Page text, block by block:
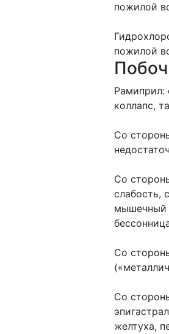
пожилой
пожилой
Рамиприл:
коллапс,
Со
Со
слабость,
мышечный
Со
Со
желтуха,